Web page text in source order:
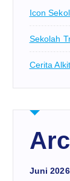
Icon
Sekolah
Cerita
Juni 2026